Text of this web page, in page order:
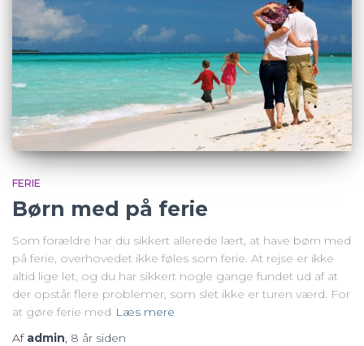
FERIE
Børn med på ferie
Som forældre har du sikkert allerede lært, at have børn med
på ferie, overhovedet ikke føles som ferie. At rejse er ikke
altid lige let, og du har sikkert nogle gange fundet ud af at
der opstår flere problemer, som slet ikke er turen værd. For
at gøre ferie med Læs mere
Af admin, 8 år siden